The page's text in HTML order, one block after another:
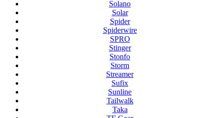
Solano
Solar
Spider
Spiderwire
SPRO
Stinger
Stonfo
Storm
Streamer
Sufix
Sunline
Tailwalk
Taka